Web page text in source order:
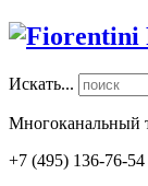
Искать...
Многоканальный
+7 (495) 136-76-54